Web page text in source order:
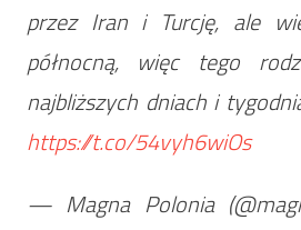
przez Iran i Turcję, ale
północną, więc tego
najbliższych dniach i
https://t.co/54vyh6wiOs
— Magna Polonia